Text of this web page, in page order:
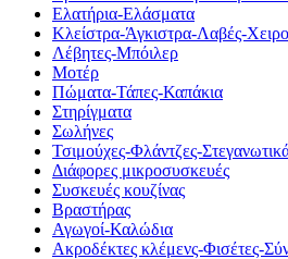
Ελατήρια-Ελάσματα
Κλείστρα-Άγκιστρα-Λαβές-
Λέβητες-Μπόιλερ
Μοτέρ
Πώματα-Τάπες-Καπάκια
Στηρίγματα
Σωλήνες
Τσιμούχες-Φλάντζες-
Διάφορες μικροσυσκευές
Συσκευές κουζίνας
Βραστήρας
Αγωγοί-Καλώδια
Ακροδέκτες κλέμενς-Φισέτες-